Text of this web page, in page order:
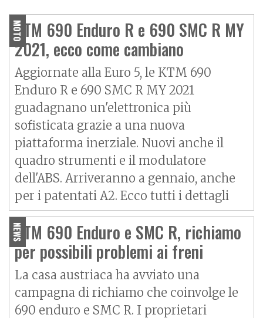
OKTM 690 Enduro R: sterrati
e asfalto senza problemi
MOTO
KTM 690 Enduro R e 690 SMC R MY
2021, ecco come cambiano
Aggiornate alla Euro 5, le KTM 690
Enduro R e 690 SMC R MY 2021
guadagnano un'elettronica più
sofisticata grazie a una nuova
piattaforma inerziale. Nuovi anche il
quadro strumenti e il modulatore
dell'ABS. Arriveranno a gennaio, anche
per i patentati A2. Ecco tutti i dettagli
NEWS
KTM 690 Enduro e SMC R, richiamo
per possibili problemi ai freni
La casa austriaca ha avviato una
campagna di richiamo che coinvolge le
690 enduro e SMC R. I proprietari